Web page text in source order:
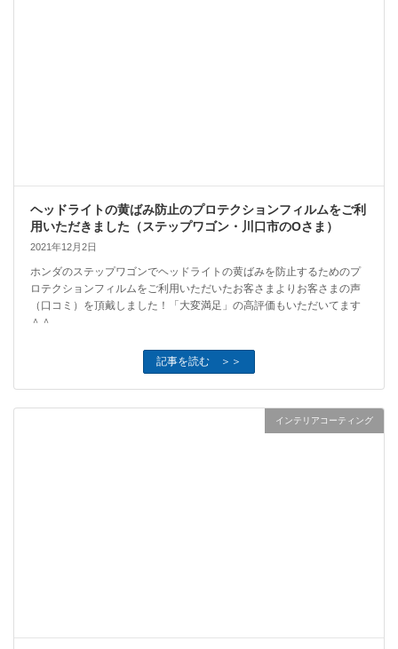
ヘッドライトの黄ばみ防止のプロテクションフィルムをご利
用いただきました（ステップワゴン・川口市のOさま）
2021年12月2日
ホンダのステップワゴンでヘッドライトの黄ばみを防止するためのプ
ロテクションフィルムをご利用いただいたお客さまよりお客さまの声
（口コミ）を頂戴しました！「大変満足」の高評価もいただいてます
＾＾
記事を読む ＞＞
インテリアコーティング